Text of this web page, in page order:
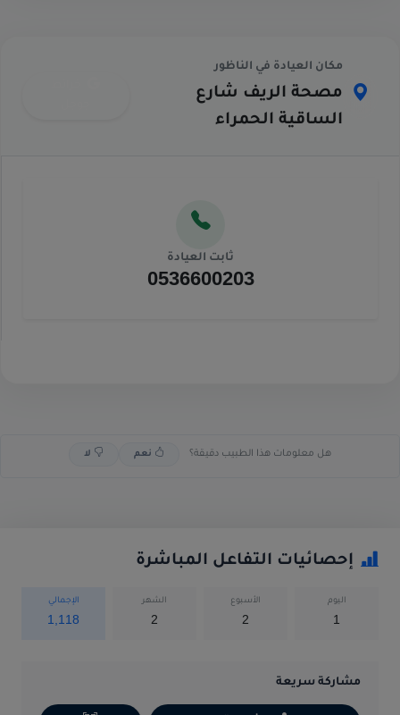
مكان العيادة في الناظور
مصحة الريف شارع
الساقية الحمراء
ثابت العيادة
0536600203
هل معلومات هذا الطبيب دقيقة؟ نعم لا
إحصائيات التفاعل المباشرة
اليوم
1
الأسبوع
2
الشهر
2
الإجمالي
1,118
مشاركة سريعة